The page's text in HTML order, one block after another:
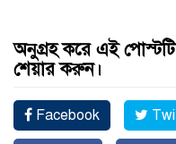
অনুগ্রহ করে এই
শেয়ার করুন।
Facebook